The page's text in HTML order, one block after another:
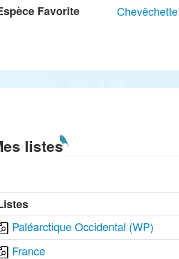
Favorite
listes
Paléarctique Occidental (WP)
France